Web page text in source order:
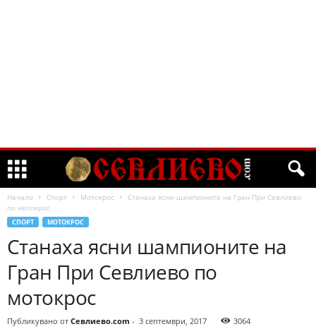
Начало Спорт Мотокрос
Станаха ясни шампионите на Гран При Севлиево
по мотокрос
СПОРТ МОТОКРОС
Станаха ясни шампионите на
Гран При Севлиево по
мотокрос
Публикувано от Севлиево.com - 3 септември, 2017 3064